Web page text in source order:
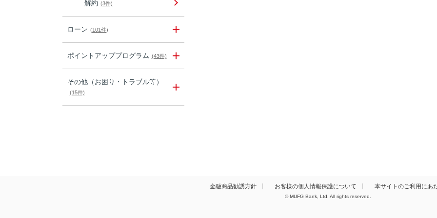
解約 (3件)
ローン (101件)
ポイントアッププログラム (43件)
その他（お困り・トラブル等）
(15件)
金融商品勧誘方針 お客様の個人情報保護について 本サイトのご利用にあ
© MUFG Bank, Ltd. All rights reserved.